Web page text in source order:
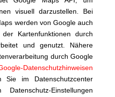
visuell darzustellen. Bei
werden von Google auch
Kartenfunktionen durch
und genutzt. Nähere
durch Google
Datenschutzhinweisen
Sie im Datenschutzcenter
Einstellungen